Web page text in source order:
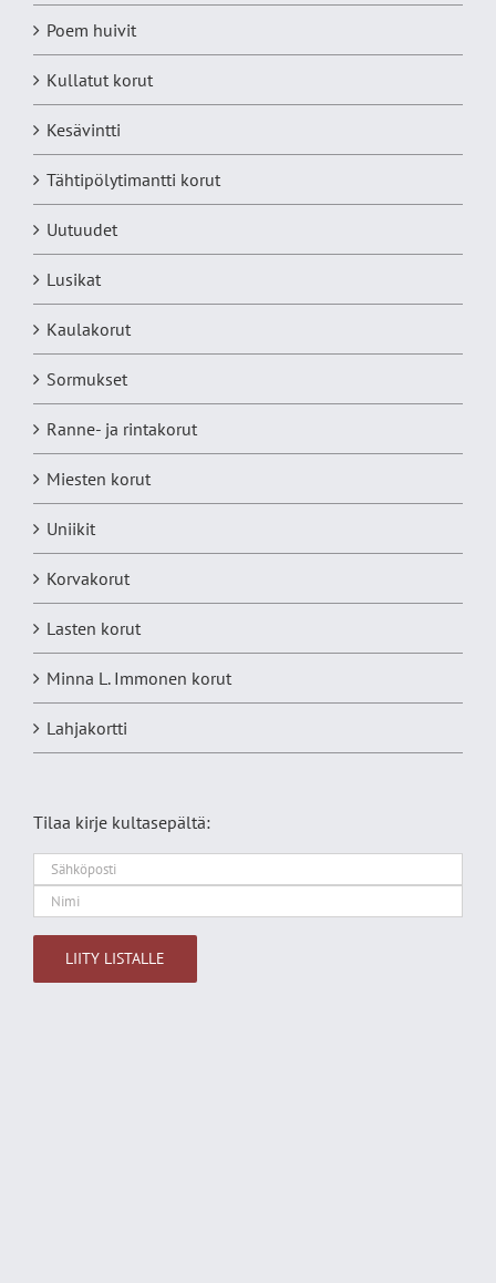
Poem huivit
Kullatut korut
Kesävintti
Tähtipölytimantti korut
Uutuudet
Lusikat
Kaulakorut
Sormukset
Ranne- ja rintakorut
Miesten korut
Uniikit
Korvakorut
Lasten korut
Minna L. Immonen korut
Lahjakortti
Tilaa kirje kultasepältä: